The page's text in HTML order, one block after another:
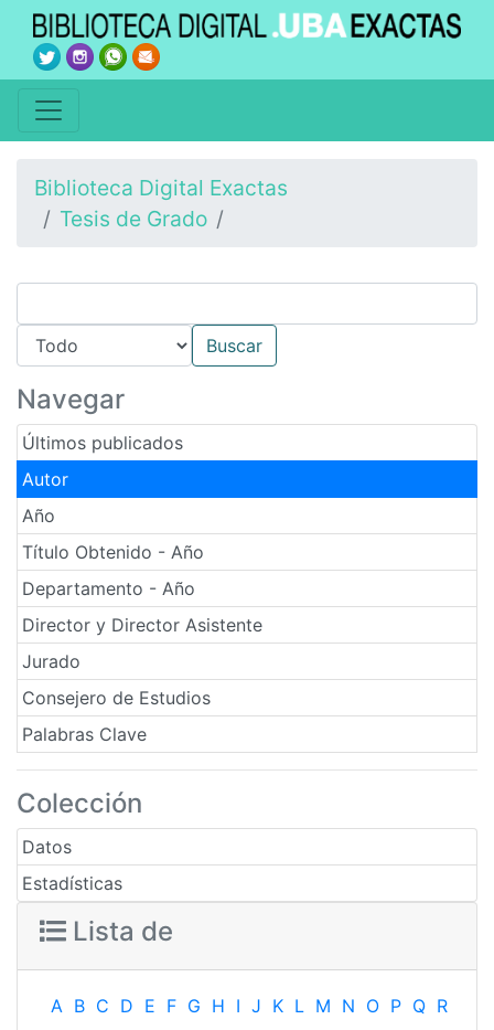
Biblioteca Digital Exactas
Tesis de Grado
Navegar
Últimos publicados
Autor
Año
Título Obtenido - Año
Departamento - Año
Director y Director Asistente
Jurado
Consejero de Estudios
Palabras Clave
Colección
Datos
Estadísticas
Lista de
A B C D E F G H I J K L M N O P Q R